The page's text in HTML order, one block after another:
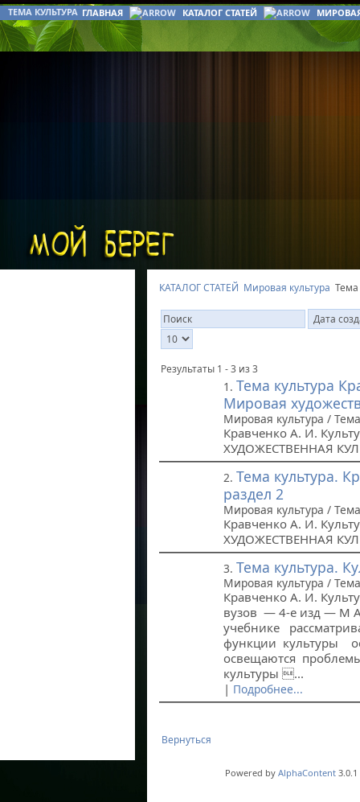
ГЛАВНАЯ КАТАЛОГ СТАТЕЙ
ТЕМА КУЛЬТУРА
КАТАЛОГ СТАТЕЙ Мировая культура Тема
Результаты 1 - 3 из 3
1. Тема культура
Мировая
Мировая культура /
Кравченко А. И.
ХУДОЖЕСТВЕННАЯ
2. Тема культура.
раздел 2
Мировая культура /
Кравченко А. И.
ХУДОЖЕСТВЕННАЯ
3. Тема культура.
Мировая культура /
Кравченко А. И.
вузов — 4-е изд — М
учебнике
функции культуры
освещаются
культуры ...
| Подробнее...
Вернуться
Powered by AlphaContent3.0.1